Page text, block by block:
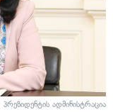
ადმინისტრაცია